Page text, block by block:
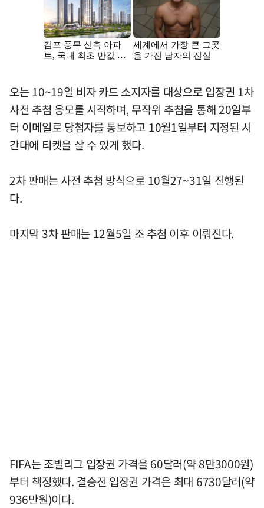
오는 10~19일 비자 카드 소지자를 대상으로 입장권 1차
사전 추첨 응모를 시작하며, 무작위 추첨을 통해 20일부
터 이메일로 당첨자를 통보하고 10월1일부터 지정된 시
간대에 티켓을 살 수 있게 했다.
2차 판매는 사전 추첨 방식으로 10월27~31일 진행된
다.
마지막 3차 판매는 12월5일 조 추첨 이후 이뤄진다.
FIFA는 조별리그 입장권 가격을 60달러(약 8만3000원)
부터 책정했다. 결승전 입장권 가격은 최대 6730달러(약
936만원)이다.